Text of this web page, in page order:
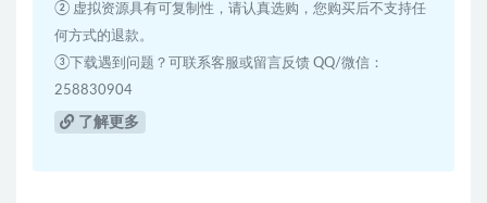
② 虚拟资源具有可复制性，请认真选购，您购买后不支持任
何方式的退款。
③下载遇到问题？可联系客服或留言反馈 QQ/微信：
258830904
了解更多